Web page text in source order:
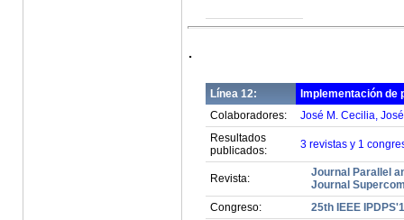
.
Línea 12:
Implementación
Colaboradores:
José M. Cecilia,
Resultados
publicados:
3 revistas y 1
Revista:
Journal Parallel
Journal
Congreso:
25th IEEE